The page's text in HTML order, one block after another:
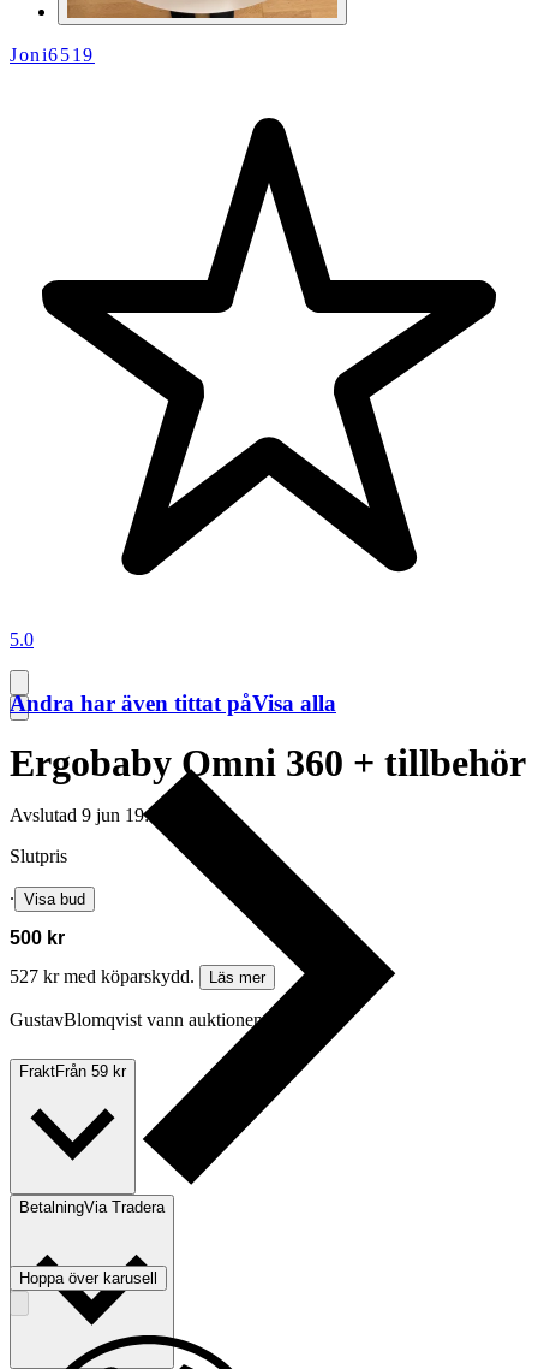
Joni6519
5.0
Ergobaby Omni 360 + tillbehör
Avslutad 9 jun 19:15
Slutpris
∙ Visa bud
500 kr
527 kr med köparskydd.
Läs mer
GustavBlomqvist vann auktionen
FraktFrån 59 kr
BetalningVia Tradera
Andra har även tittat påVisa alla
Hoppa över karusell